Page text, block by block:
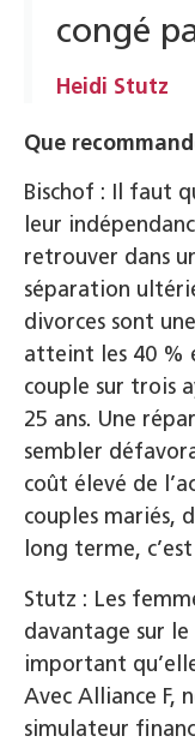
congé
Heidi Stutz
Que
Bischof : Il faut
leur
retrouver dans
séparation
divorces sont
atteint les 40 %
couple sur trois
25 ans. Une
sembler
coût élevé de
couples mariés,
long terme,
Stutz : Les
davantage sur
important
Avec Alliance F,
simulateur